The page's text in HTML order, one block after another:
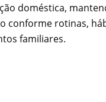
doméstica,
conforme rotinas,
familiares.